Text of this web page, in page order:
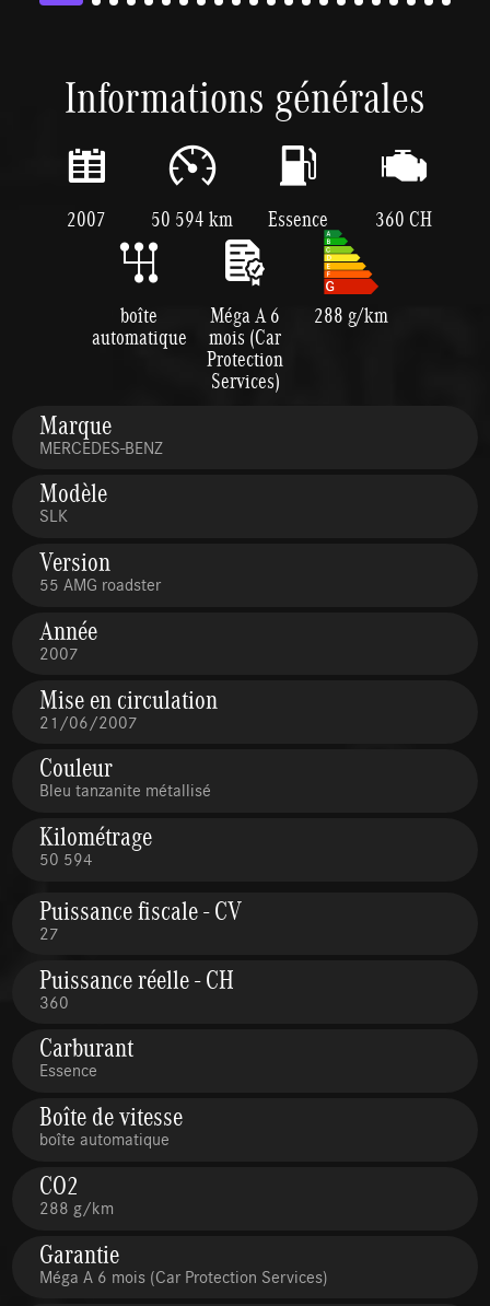
Informations générales
2007 50 594 km Essence 360 CH
boîte
automatique
Méga A 6
mois (Car
Protection
Services)
288 g/km
Marque
MERCEDES-BENZ
Modèle
SLK
Version
55 AMG roadster
Année
2007
Mise en circulation
21/06/2007
Couleur
Bleu tanzanite métallisé
Kilométrage
50 594
Puissance fiscale - CV
27
Puissance réelle - CH
360
Carburant
Essence
Boîte de vitesse
boîte automatique
CO2
288 g/km
Garantie
Méga A 6 mois (Car Protection Services)